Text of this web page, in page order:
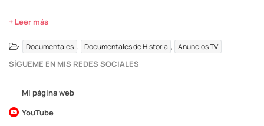
+ Leer más
Documentales , Documentales de Historia , Anuncios TV
SÍGUEME EN MIS REDES SOCIALES
Mi página web
YouTube